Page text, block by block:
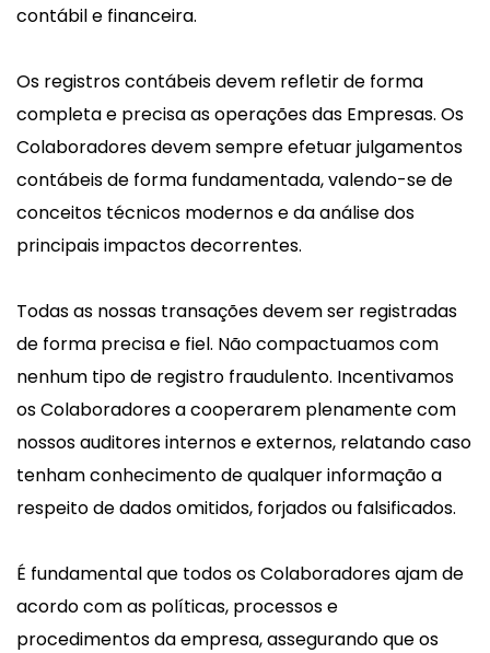
contábil e financeira.
Os registros contábeis devem refletir de forma
completa e precisa as operações das Empresas. Os
Colaboradores devem sempre efetuar julgamentos
contábeis de forma fundamentada, valendo-se de
conceitos técnicos modernos e da análise dos
principais impactos decorrentes.
Todas as nossas transações devem ser registradas
de forma precisa e fiel. Não compactuamos com
nenhum tipo de registro fraudulento. Incentivamos
os Colaboradores a cooperarem plenamente com
nossos auditores internos e externos, relatando caso
tenham conhecimento de qualquer informação a
respeito de dados omitidos, forjados ou falsificados.
É fundamental que todos os Colaboradores ajam de
acordo com as políticas, processos e
procedimentos da empresa, assegurando que os